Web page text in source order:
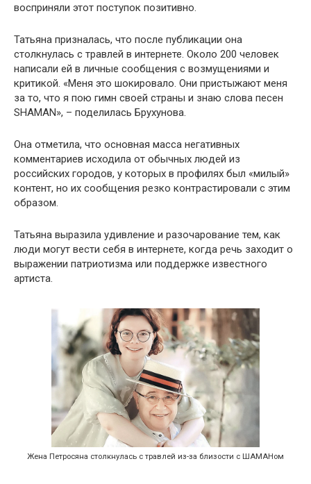
восприняли этот поступок позитивно.
Татьяна призналась, что после публикации она
столкнулась с травлей в интернете. Около 200 человек
написали ей в личные сообщения с возмущениями и
критикой. «Меня это шокировало. Они пристыжают меня
за то, что я пою гимн своей страны и знаю слова песен
SHAMAN», – поделилась Брухунова.
Она отметила, что основная масса негативных
комментариев исходила от обычных людей из
российских городов, у которых в профилях был «милый»
контент, но их сообщения резко контрастировали с этим
образом.
Татьяна выразила удивление и разочарование тем, как
люди могут вести себя в интернете, когда речь заходит о
выражении патриотизма или поддержке известного
артиста.
Жена Петросяна столкнулась с травлей из-за близости с ШАМАНом